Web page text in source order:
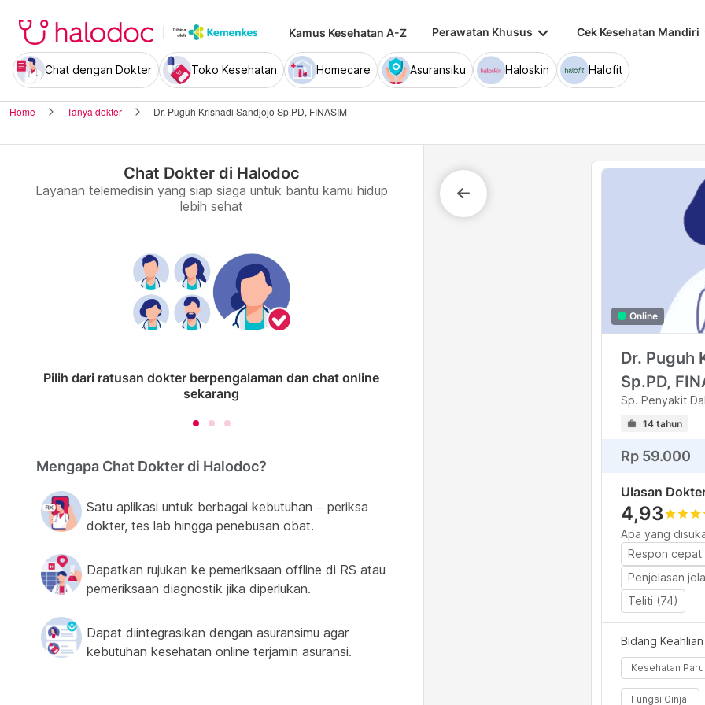
Kamus Kesehatan A-Z Perawatan Khusus keyboard_arrow_down Cek Kesehatan Mandiri
Chat dengan Dokter Toko Kesehatan Homecare Asuransiku Haloskin Halofit
Home Tanya dokter Dr. Puguh Krisnadi Sandjojo Sp.PD, FINASIM
Chat Dokter di Halodoc
Layanan telemedisin yang siap siaga untuk bantu kamu hidup
lebih sehat
Pilih dari ratusan dokter berpengalaman dan chat online
sekarang
Mengapa Chat Dokter di Halodoc?
Satu aplikasi untuk berbagai kebutuhan – periksa
dokter, tes lab hingga penebusan obat.
Dapatkan rujukan ke pemeriksaan offline di RS atau
pemeriksaan diagnostik jika diperlukan.
Dapat diintegrasikan dengan asuransimu agar
kebutuhan kesehatan online terjamin asuransi.
Online
Dr. Puguh
Sp.PD,
Sp. Penyakit
14 tahun
Rp 59.000
Ulasan
4,93starstarstar
Apa yang
Respon cepat
Penjelasan
Teliti (74)
Bidang Keahlian
Kesehatan Paru
Fungsi Ginjal